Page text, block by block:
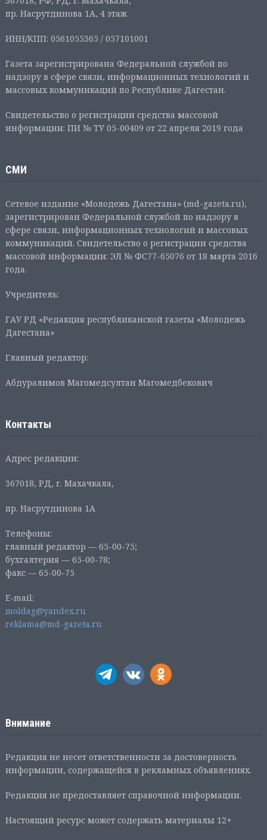
пр. Насрутдинова 1А, 4 этаж
ИНН/КПП: 0561055365 / 057101001
Газета зарегистрирована Федеральной службой по
надзору в сфере связи, информационных технологий и
массовых коммуникаций по Республике Дагестан.
Свидетельство о регистрации средства массовой
информации: ПИ № ТУ 05-00409 от 22 апреля 2019 года
СМИ
Сетевое издание «Молодежь Дагестана» (md-gazeta.ru),
зарегистрирован Федеральной службой по надзору в
сфере связи, информационных технологий и массовых
коммуникаций. Свидетельство о регистрации средства
массовой информации: ЭЛ № ФС77-65076 от 18 марта 2016
года.
Учредитель:
ГАУ РД «Редакция республиканской газеты «Молодежь
Дагестана»
Главный редактор:
Абдуралимов Магомедсултан Магомедбекович
Контакты
Адрес редакции:
367018, РД, г. Махачкала,
пр. Насрутдинова 1А
Телефоны:
главный редактор — 65-00-75;
бухгалтерия — 65-00-78;
факс — 65-00-75
E-mail:
moldag@yandex.ru
reklama@md-gazeta.ru
Внимание
Редакция не несет ответственности за достоверность
информации, содержащейся в рекламных объявлениях.
Редакция не предоставляет справочной информации.
Настоящий ресурс может содержать материалы 12+